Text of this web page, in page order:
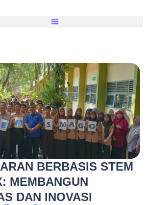
BERBASIS STEM
MEMBANGUN
DAN INOVASI